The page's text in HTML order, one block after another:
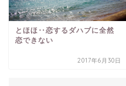
とほほ‥恋するダハブに全然
恋できない
2017年6月30日